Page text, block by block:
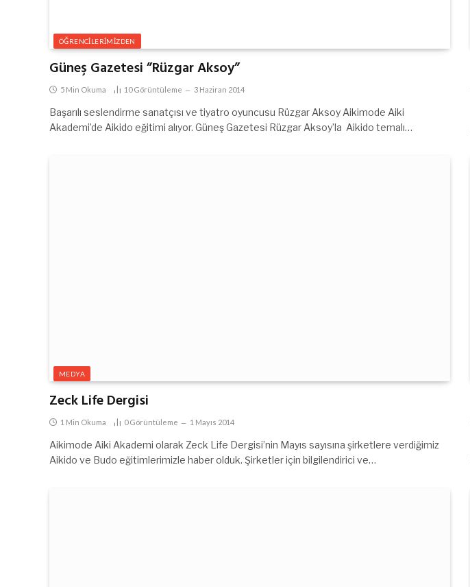
ÖĞRENCİLERİMİZDEN
Güneş Gazetesi ”Rüzgar Aksoy”
5 Min Okuma 10Görüntüleme 3 Haziran 2014
Başarılı seslendirme sanatçısı ve tiyatro oyuncusu Rüzgar Aksoy Aikimode Aiki
Akademi’de Aikido eğitimi alıyor. Güneş Gazetesi Rüzgar Aksoy’la Aikido temalı…
MEDYA
Zeck Life Dergisi
1 Min Okuma 0Görüntüleme 1 Mayıs 2014
Aikimode Aiki Akademi olarak Zeck Life Dergisi’nin Mayıs sayısına şirketlere verdiğimiz
Aikido ve Budo eğitimlerimizle haber olduk. Şirketler için bilgilendirici ve…